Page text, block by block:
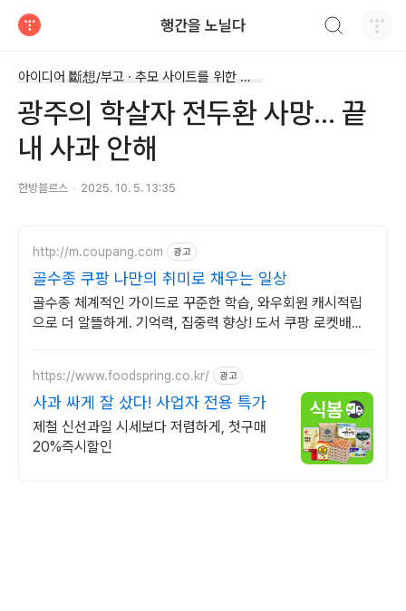
행간을 노닐다
아이디어 斷想/부고 · 추모 사이트를 위한 斷想
광주의 학살자 전두환 사망... 끝
내 사과 안해
한방블르스 2025. 10. 5. 13:35
http://m.coupang.com 광고
골수종 쿠팡 나만의 취미로 채우는 일상
골수종 체계적인 가이드로 꾸준한 학습, 와우회원 캐시적립
으로 더 알뜰하게. 기억력, 집중력 향상! 도서 쿠팡 로켓배송
https://www.foodspring.co.kr/ 광고
사과 싸게 잘 샀다! 사업자 전용 특가
제철 신선과일 시세보다 저렴하게, 첫구매
20%즉시할인